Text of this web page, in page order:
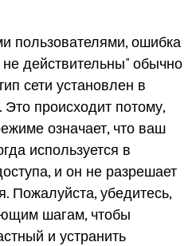
пользователями, ошибка
действительны" обычно
сети установлен в
происходит потому,
означает, что ваш
используется в
и он не разрешает
Пожалуйста, убедитесь,
шагам, чтобы
и устранить